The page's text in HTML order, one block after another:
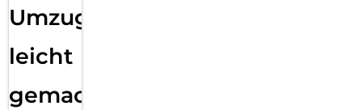
Umzug
leicht
gemacht!